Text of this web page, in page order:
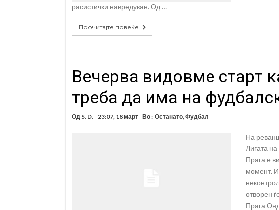
расистички навредуван. Од …
Прочитајте повеќе
Вечерва видовме старт
треба да има на
Од S. D. 23:07, 18 март Во : Останато, Фудбал
На
Лигата
Прага е
момент.
отворен
Прага